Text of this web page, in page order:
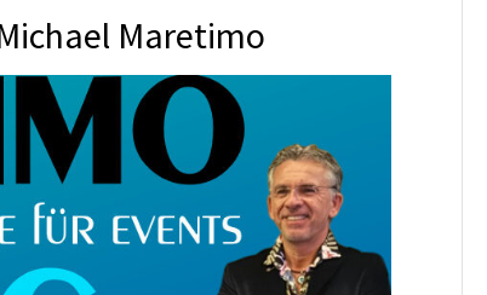
Maretimo